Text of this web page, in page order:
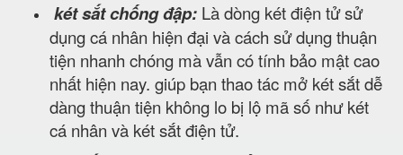
két sắt chống đập: Là dòng két điện tử sử
dụng cá nhân hiện đại và cách sử dụng thuận
tiện nhanh chóng mà vẫn có tính bảo mật cao
nhất hiện nay. giúp bạn thao tác mở két sắt dễ
dàng thuận tiện không lo bị lộ mã số như két
cá nhân và két sắt điện tử.